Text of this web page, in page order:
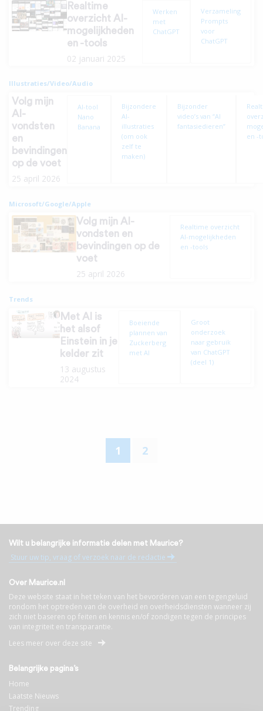
Realtime
overzicht AI-
mogelijkheden
en -tools
02 januari 2025
Werken
met
ChatGPT
Verzameling
Prompts
voor
ChatGPT
Illustraties/Video/Audio
Volg mijn
AI-
vondsten
en
bevindingen
op de voet
25 april 2026
AI-tool
Nano
Banana
Bijzondere
AI-
illustraties
(om ook
zelf te
maken)
Bijzonder
video’s van “AI
fantasiedieren”
en -
Microsoft/Google/Apple
Volg mijn AI-
vondsten en
bevindingen op de
voet
25 april 2026
Realtime overzicht
AI-mogelijkheden
en -tools
Trends
Met AI is
het alsof
Einstein in je
kelder zit
13 augustus
2024
Boeiende
plannen van
Zuckerberg
met AI
Groot
onderzoek
naar gebruik
van ChatGPT
(deel 1)
1 2
Wilt u belangrijke informatie delen met Maurice?
Stuur uw tip, vraag of verzoek naar de redactie
Over Maurice.nl
Deze website staat in het teken van het bevorderen van een tegengeluid
rondom het optreden van de overheid en overheidsdiensten wanneer zij
zich niet baseren op feiten en kennis en/of zondigen tegen de principes
van integriteit en transparantie.
Lees meer over deze site
Belangrijke pagina’s
Home
Laatste Nieuws
Trending